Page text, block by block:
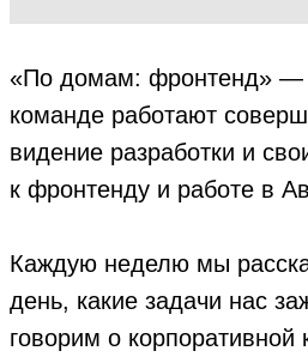
«По домам: фронтенд» —
команде работают
видение разработки и
к фронтенду и работе в
Каждую неделю мы
день, какие задачи нас
говорим о корпоративной